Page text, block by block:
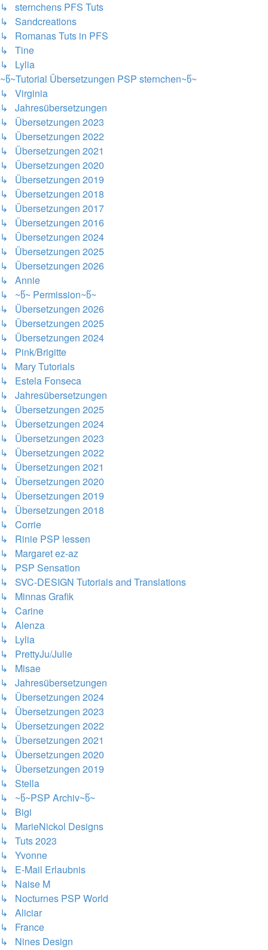
↳ sternchens PFS Tuts
↳ Sandcreations
↳ Romanas Tuts in PFS
↳ Tine
↳ Lylia
~წ~Tutorial Übersetzungen PSP sternchen~წ~
↳ Virginia
↳ Jahresübersetzungen
↳ Übersetzungen 2023
↳ Übersetzungen 2022
↳ Übersetzungen 2021
↳ Übersetzungen 2020
↳ Übersetzungen 2019
↳ Übersetzungen 2018
↳ Übersetzungen 2017
↳ Übersetzungen 2016
↳ Übersetzungen 2024
↳ Übersetzungen 2025
↳ Übersetzungen 2026
↳ Annie
↳ ~წ~ Permission~წ~
↳ Übersetzungen 2026
↳ Übersetzungen 2025
↳ Übersetzungen 2024
↳ Pink/Brigitte
↳ Mary Tutorials
↳ Estela Fonseca
↳ Jahresübersetzungen
↳ Übersetzungen 2025
↳ Übersetzungen 2024
↳ Übersetzungen 2023
↳ Übersetzungen 2022
↳ Übersetzungen 2021
↳ Übersetzungen 2020
↳ Übersetzungen 2019
↳ Übersetzungen 2018
↳ Corrie
↳ Rinie PSP lessen
↳ Margaret ez-az
↳ PSP Sensation
↳ SVC-DESIGN Tutorials and Translations
↳ Minnas Grafik
↳ Carine
↳ Alenza
↳ Lylia
↳ PrettyJu/Julie
↳ Misae
↳ Jahresübersetzungen
↳ Übersetzungen 2024
↳ Übersetzungen 2023
↳ Übersetzungen 2022
↳ Übersetzungen 2021
↳ Übersetzungen 2020
↳ Übersetzungen 2019
↳ Stella
↳ ~წ~PSP Archiv~წ~
↳ Bigi
↳ MarieNickol Designs
↳ Tuts 2023
↳ Yvonne
↳ E-Mail Erlaubnis
↳ Naise M
↳ Nocturnes PSP World
↳ Aliciar
↳ France
↳ Nines Design